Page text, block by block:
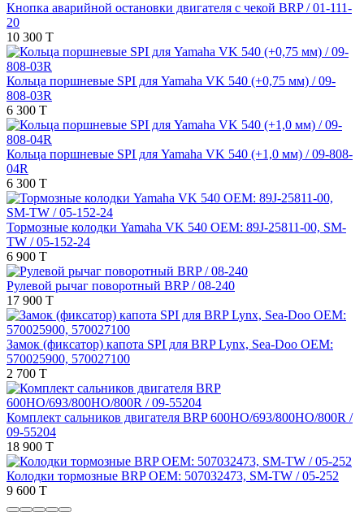
Кнопка аварийной остановки двигателя с чекой BRP / 01-111-
20
10 300 T
Кольца поршневые SPI для Yamaha VK 540 (+0,75 мм) / 09-
808-03R
6 300 T
Кольца поршневые SPI для Yamaha VK 540 (+1,0 мм) / 09-808-
04R
6 300 T
Тормозные колодки Yamaha VK 540 OEM: 89J-25811-00, SM-
TW / 05-152-24
6 900 T
Рулевой рычаг поворотный BRP / 08-240
17 900 T
Замок (фиксатор) капота SPI для BRP Lynx, Sea-Doo OEM:
570025900, 570027100
2 700 T
Комплект сальников двигателя BRP 600HO/693/800HO/800R /
09-55204
18 900 T
Колодки тормозные BRP OEM: 507032473, SM-TW / 05-252
9 600 T